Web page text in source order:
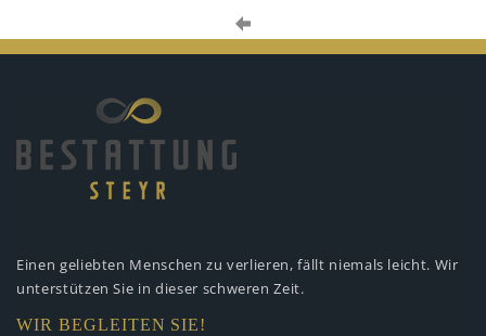
Einen geliebten Menschen zu verlieren, fällt niemals leicht. Wir
unterstützen Sie in dieser schweren Zeit.
WIR BEGLEITEN SIE!